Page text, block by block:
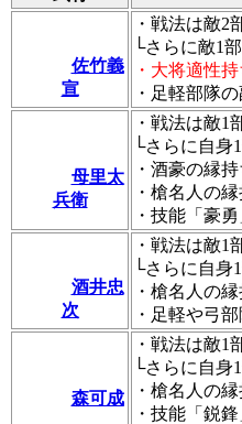
佐竹義
宣
・戦法は敵2
└さらに敵1
・大将適性
・足軽部隊
母里太
兵衛
・戦法は敵1
└さらに自身
・酒豪の縁
・槍名人の
・技能「豪
酒井忠
次
・戦法は敵1
└さらに自身
・槍名人の
・足軽や弓
森可成
・戦法は敵1
└さらに自身
・槍名人の
・技能「鋭